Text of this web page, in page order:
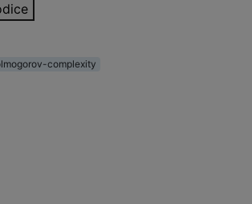
complexity